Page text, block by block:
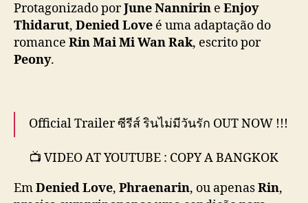
“
D
e
L
v
,
Protagonizado porJune Nannirin e Enjoy
Thidarut, Denied Love é uma adaptação do
romance Rin Mai Mi Wan Rak, escrito por
Peony.
Official Trailer ซีรีส์ รินไม่มีวันรัก OUT NOW !!!
📺 VIDEO AT YOUTUBE : COPY A BANGKOK
COPY A BANGKOK และ WeTV
EmDenied Love, Phraenarin, ou apenasRin,